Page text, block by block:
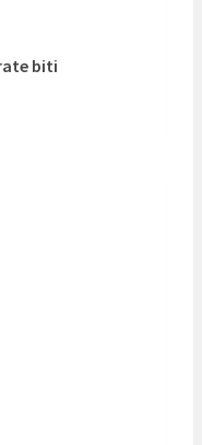
biti